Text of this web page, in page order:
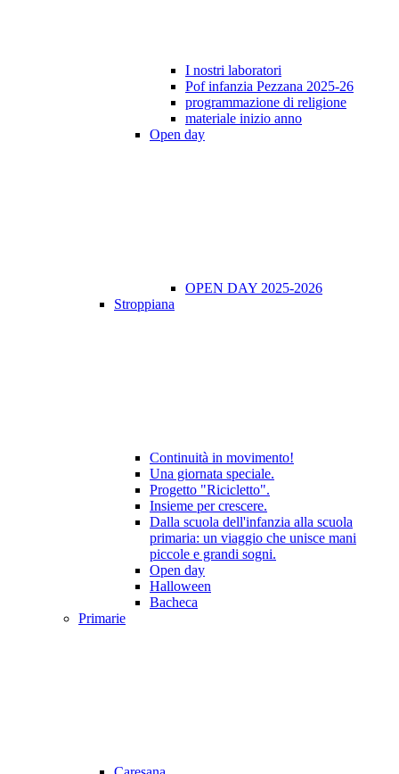
I nostri laboratori
Pof infanzia Pezzana 2025-26
programmazione di religione
materiale inizio anno
Open day
OPEN DAY 2025-2026
Stroppiana
Continuità in movimento!
Una giornata speciale.
Progetto "Ricicletto".
Insieme per crescere.
Dalla scuola dell'infanzia alla scuola
primaria: un viaggio che unisce mani
piccole e grandi sogni.
Open day
Halloween
Bacheca
Primarie